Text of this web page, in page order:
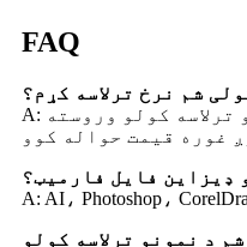
FAQ
شم نرخ ترلاسه کړم؟
A: عموما، موږ ستاسو د پوښتنو ترلاسه کولو وروسته
ډیزاین فایل فارمیټ؟
د نمونو ترلاسه کولو